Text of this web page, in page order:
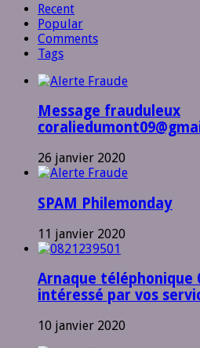
Recent
Popular
Comments
Tags
Message frauduleux
26 janvier 2020
SPAM Philemonday
11 janvier 2020
Arnaque téléphonique
intéressé par vos
10 janvier 2020